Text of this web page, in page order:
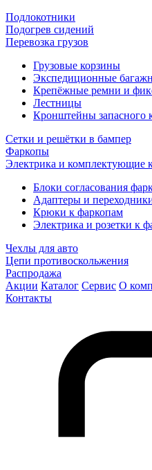
Подлокотники
Подогрев сидений
Перевозка грузов
Грузовые корзины
Экспедиционные
Крепёжные ремни и
Лестницы
Кронштейны запасного
Сетки и решётки в бампер
Фаркопы
Электрика и комплектующие
Блоки согласования
Адаптеры и
Крюки к фаркопам
Электрика и розетки к
Чехлы для авто
Цепи противоскольжения
Распродажа
Акции Каталог Сервис О
Контакты